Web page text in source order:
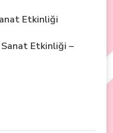
Etkinliği
Sanat Etkinliği –